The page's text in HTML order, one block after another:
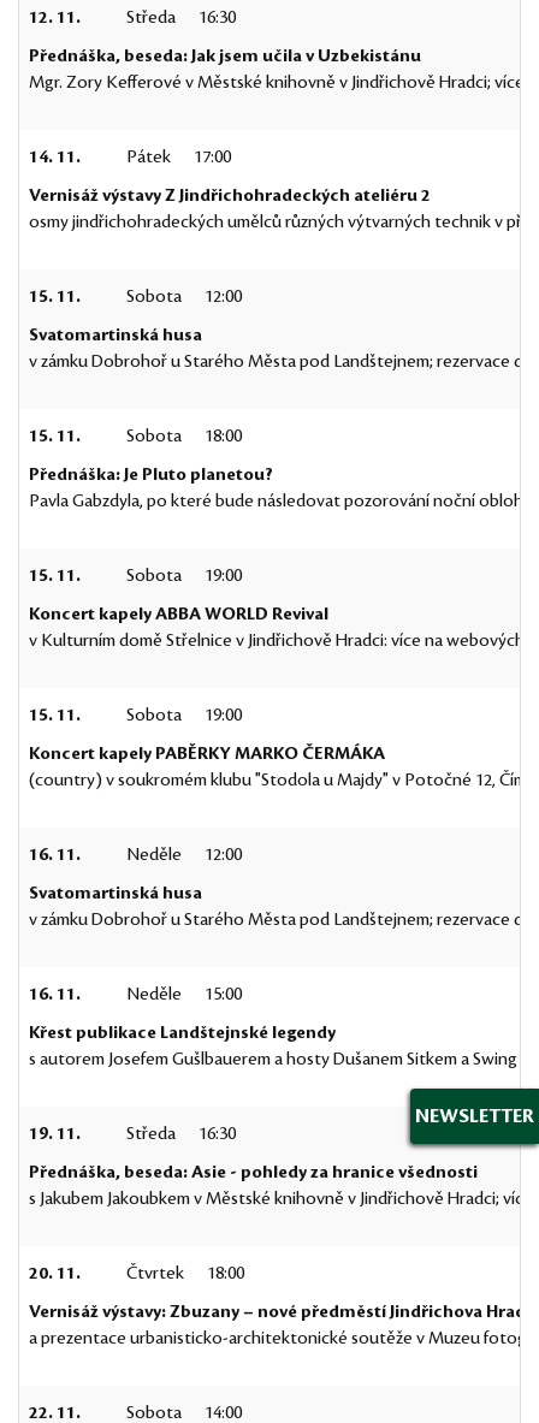
12. 11. Středa
16:30
Přednáška, beseda: Jak jsem učila v Uzbekistánu
Mgr. Zory Kefferové v Městské knihovně v Jindřichově Hradci; více
14. 11. Pátek
17:00
Vernisáž výstavy Z Jindřichohradeckých ateliéru 2
osmy jindřichohradeckých umělců různých výtvarných technik v
15. 11. Sobota
12:00
Svatomartinská husa
v zámku Dobrohoř u Starého Města pod Landštejnem; rezervace do
15. 11. Sobota
18:00
Přednáška: Je Pluto planetou?
Pavla Gabzdyla, po které bude následovat pozorování noční
15. 11. Sobota
19:00
Koncert kapely ABBA WORLD Revival
v Kulturním domě Střelnice v Jindřichově Hradci: více na webových
15. 11. Sobota
19:00
Koncert kapely PABĚRKY MARKO ČERMÁKA
(country) v soukromém klubu "Stodola u Majdy" v Potočné 12,
16. 11. Neděle
12:00
Svatomartinská husa
v zámku Dobrohoř u Starého Města pod Landštejnem; rezervace do
16. 11. Neděle
15:00
Křest publikace Landštejnské legendy
s autorem Josefem Gušlbauerem a hosty Dušanem Sitkem a Swing
19. 11. Středa
16:30
Přednáška, beseda: Asie - pohledy za hranice všednosti
s Jakubem Jakoubkem v Městské knihovně v Jindřichově Hradci;
20. 11. Čtvrtek
18:00
Vernisáž výstavy: Zbuzany – nové předměstí Jindřichova
a prezentace urbanisticko-architektonické soutěže v Muzeu
22. 11. Sobota
14:00
NEWSLETTER